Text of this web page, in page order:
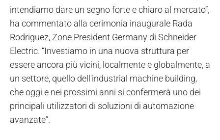
intendiamo dare un segno forte e chiaro al mercato”,
ha commentato alla cerimonia inaugurale Rada
Rodriguez, Zone President Germany di Schneider
Electric. “Investiamo in una nuova struttura per
essere ancora più vicini, localmente e globalmente, a
un settore, quello dell'industrial machine building,
che oggi e nei prossimi anni si confermerà uno dei
principali utilizzatori di soluzioni di automazione
avanzate”.